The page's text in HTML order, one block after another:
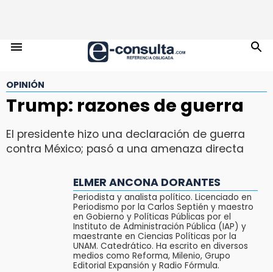
OPINIÓN
Trump: razones de guerra
El presidente hizo una declaración de guerra
contra México; pasó a una amenaza directa
ELMER ANCONA DORANTES
Periodista y analista político. Licenciado en
Periodismo por la Carlos Septién y maestro
en Gobierno y Políticas Públicas por el
Instituto de Administración Pública (IAP) y
maestrante en Ciencias Políticas por la
UNAM. Catedrático. Ha escrito en diversos
medios como Reforma, Milenio, Grupo
Editorial Expansión y Radio Fórmula.